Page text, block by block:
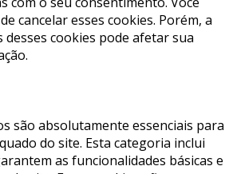
cancelar esses cookies. Porém, a
desses cookies pode afetar sua
são absolutamente essenciais para
do site. Esta categoria inclui
as funcionalidades básicas e